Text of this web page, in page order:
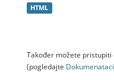
HTML
Također možete
(pogledajte